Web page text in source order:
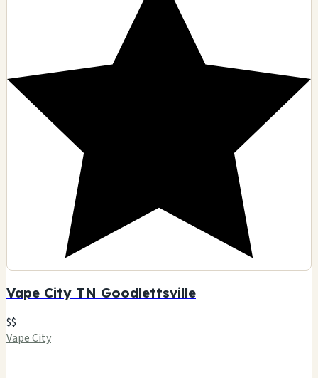
Vape City TN Goodlettsville
$$
Vape City